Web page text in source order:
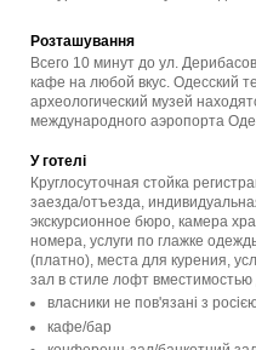
Розташування
Всего 10 минут до ул.
кафе на любой вкус. Одесский
археологический музей
международного аэропорта
У готелі
Круглосуточная стойка
заезда/отъезда,
экскурсионное бюро, камера
номера, услуги по глажке
(платно), места для курения,
зал в стиле лофт вместимостью
власники не пов'язані з
кафе/бар